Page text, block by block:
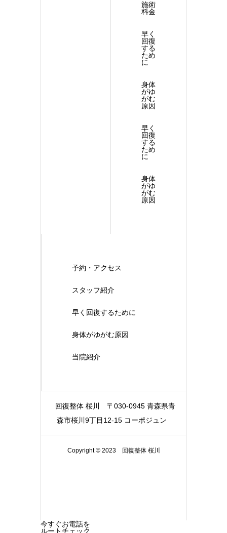
施術
料金
早く
回復
する
ため
に
身体
がゆ
がむ
原因
早く
回復
する
ため
に
身体
がゆ
がむ
原因
予約・アクセス
スタッフ紹介
早く回復するために
身体がゆがむ原因
当院紹介
回復整体 桜川 〒030-0945 青森県青
森市桜川9丁目12-15 コーポジュン
Copyright © 2023 回復整体 桜川
今すぐお電話を
ルートチェック